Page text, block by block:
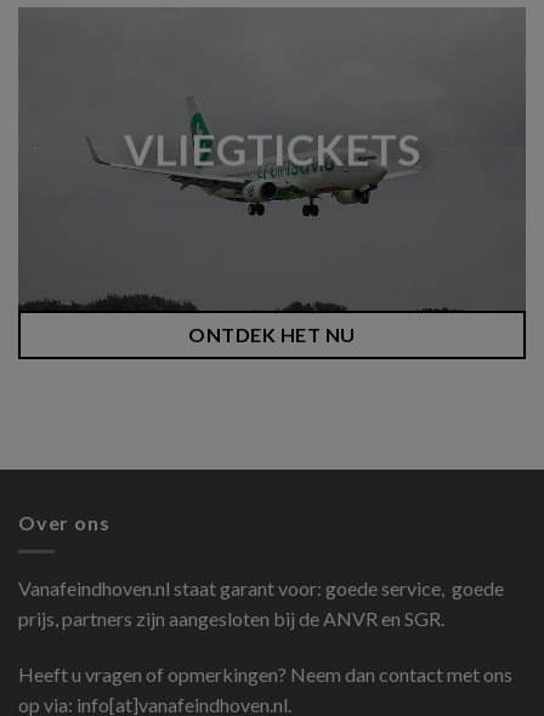
VLIEGTICKETS
ONTDEK HET NU
Over ons
Vanafeindhoven.nl staat garant voor: goede service, goede
prijs, partners zijn aangesloten bij de ANVR en SGR.
Heeft u vragen of opmerkingen? Neem dan contact met ons
op via: info[at]vanafeindhoven.nl.